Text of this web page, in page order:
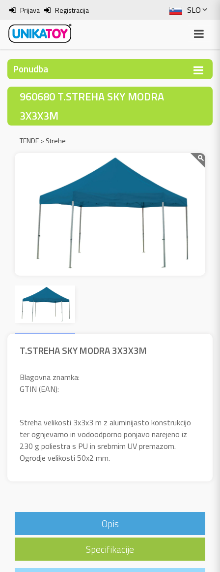
SLO
ENG
ITA
Prijava Registracija
Ponudba
960680 T.STREHA SKY MODRA
3X3X3M
TENDE> Strehe
T.STREHA SKY MODRA 3X3X3M
Blagovna znamka:
GTIN (EAN):
Streha velikosti 3x3x3 m z aluminijasto konstrukcijo
ter ognjevarno in vodoodporno ponjavo narejeno iz
230 g poliestra s PU in srebrnim UV premazom.
Ogrodje velikosti 50x2 mm.
Opis
Specifikacije